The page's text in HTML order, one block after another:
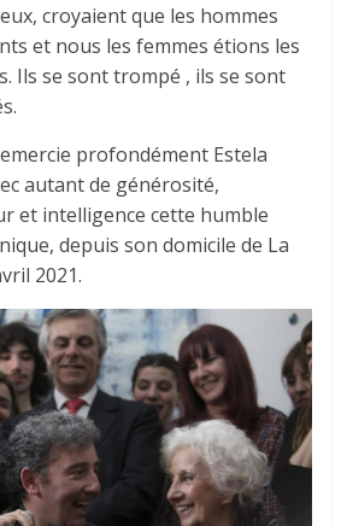
croyaient que les hommes
et nous les femmes étions les
Ils se sont trompé , ils se sont
profondément Estela
autant de générosité,
et intelligence cette humble
depuis son domicile de La
2021.